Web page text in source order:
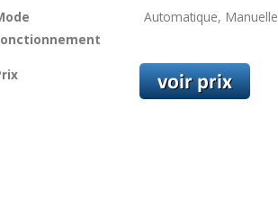
Automatique, Manuelle